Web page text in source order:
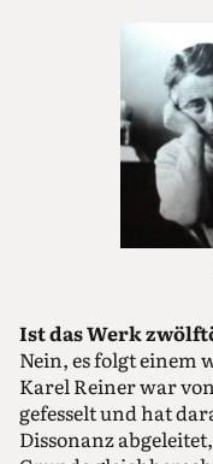
Ist das Werk
Nein, es folgt einem
Karel Reiner war
gefesselt und hat
Dissonanz